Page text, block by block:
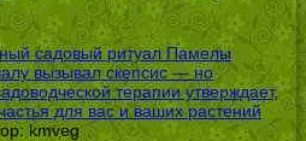
садовый ритуал Памелы
вызывал скепсис — но
терапии утверждает,
для вас и ваших растений
kmveg